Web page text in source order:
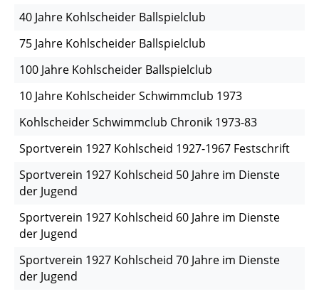
40 Jahre Kohlscheider Ballspielclub
75 Jahre Kohlscheider Ballspielclub
100 Jahre Kohlscheider Ballspielclub
10 Jahre Kohlscheider Schwimmclub 1973
Kohlscheider Schwimmclub Chronik 1973-83
Sportverein 1927 Kohlscheid 1927-1967 Festschrift
Sportverein 1927 Kohlscheid 50 Jahre im Dienste
der Jugend
Sportverein 1927 Kohlscheid 60 Jahre im Dienste
der Jugend
Sportverein 1927 Kohlscheid 70 Jahre im Dienste
der Jugend